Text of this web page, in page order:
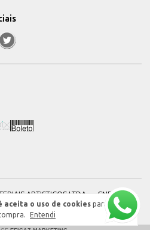
aceita o uso de cookies para
Entendi
ARTISTICOS LTDA — CNPJ:
Todos os direitos reservados.